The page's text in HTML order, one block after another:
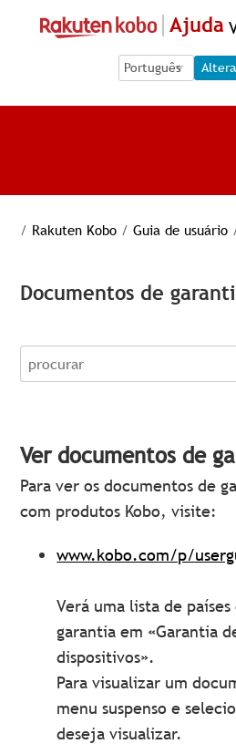
Ajuda
Language
Language
/ Rakuten Kobo / Guia de usuário
Documentos de
procurar
Ver documentos de
Para ver os documentos de
com produtos Kobo, visite:
www.kobo.com/p/
Verá uma lista de
garantia em «Garantia
dispositivos».
Para visualizar um
menu suspenso e
deseja visualizar.